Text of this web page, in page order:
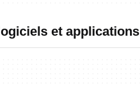
et applications